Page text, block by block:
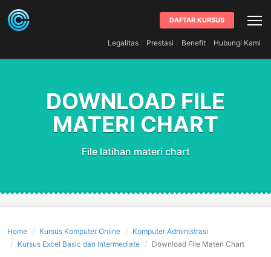
DAFTAR KURSUS
Legalitas Prestasi Benefit Hubungi Kami
DOWNLOAD FILE
MATERI CHART
File latihan materi chart
Home Kursus Komputer Online
Komputer Administrasi
Kursus Excel Basic dan Intermediate
Download File Materi Chart